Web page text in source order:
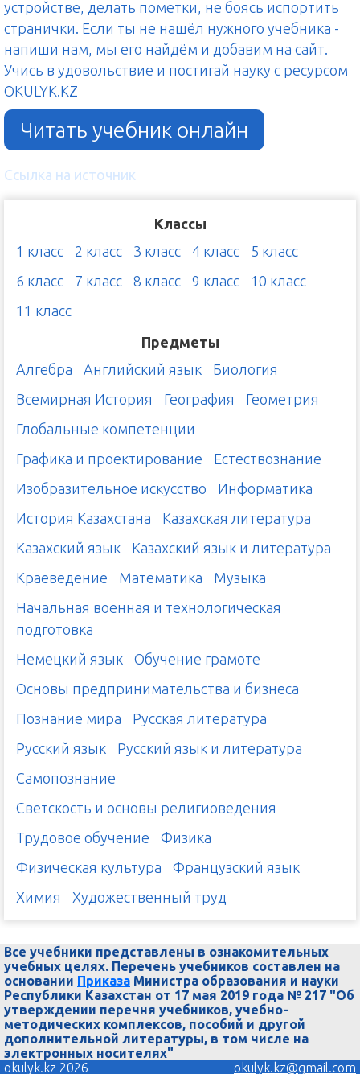
устройстве, делать пометки, не боясь испортить
странички. Если ты не нашёл нужного учебника -
напиши нам, мы его найдём и добавим на сайт.
Учись в удовольствие и постигай науку с ресурсом
OKULYK.KZ
Читать учебник онлайн
Ссылка на источник
Классы
1 класс
2 класс 3 класс 4 класс
5 класс
6 класс
7 класс 8 класс 9 класс
10 класс
11 класс
Предметы
Алгебра
Английский язык
Биология
Всемирная История
География
Геометрия
Глобальные компетенции
Графика и проектирование
Естествознание
Изобразительное искусство
Информатика
История Казахстана
Казахская литература
Казахский язык
Казахский язык и литература
Краеведение
Математика
Музыка
Начальная военная и технологическая
подготовка
Немецкий язык
Обучение грамоте
Основы предпринимательства и бизнеса
Познание мира
Русская литература
Русский язык
Русский язык и литература
Самопознание
Светскость и основы религиоведения
Трудовое обучение
Физика
Физическая культура
Французский язык
Химия
Художественный труд
Все учебники представлены в ознакомительных
учебных целях. Перечень учебников составлен на
основании Приказа Министра образования и науки
Республики Казахстан от 17 мая 2019 года № 217 "Об
утверждении перечня учебников, учебно-
методических комплексов, пособий и другой
дополнительной литературы, в том числе на
электронных носителях"
okulyk.kz 2026
okulyk.kz@gmail.com